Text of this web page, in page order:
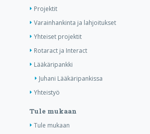
Projektit
Varainhankinta ja lahjoitukset
Yhteiset projektit
Rotaract ja Interact
Lääkäripankki
Juhani Lääkäripankissa
Yhteistyö
Tule mukaan
Tule mukaan